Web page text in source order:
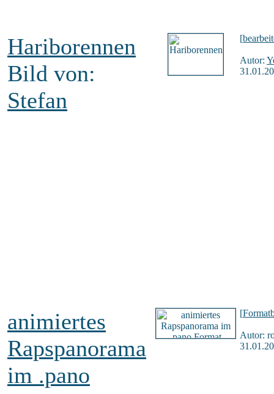
Hariborennen
Bild von:
Stefan
[
Autor:
animiertes
Rapspanorama
im .pano
[
Autor: